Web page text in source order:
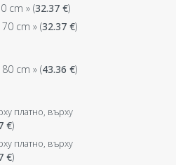
cm » (32.37€)
cm » (32.37€)
cm » (43.36 €)
платно, върху
€)
платно, върху
€)